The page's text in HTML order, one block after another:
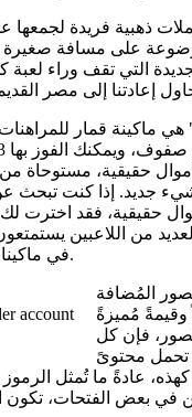
ذهبية فريدة لجمعها
على مسافة صغيرة
حقيقية، مستوحاة
جديد. إذا كنت تبحث
حقيقية، فقد اخترت
من اللاعبين
في ماكينات القمار بأموال حقيقية.
المُضافة
مُميزةً
فإن كل
محتوىً
عادةً ما تُمثل الرموز
في بعض الفتحات، تكون